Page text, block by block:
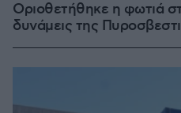
Οριοθετήθηκε η φωτιά
δυνάμεις της